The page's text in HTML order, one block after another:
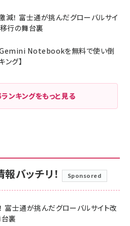
！ 富士通が挑んだグローバルサイ
行の舞台裏
Gemini Notebookを無料で使い倒
グ】
ンキングをもっと見る
バッチリ！ Sponsored
富士通が挑んだグローバルサイト改
裏